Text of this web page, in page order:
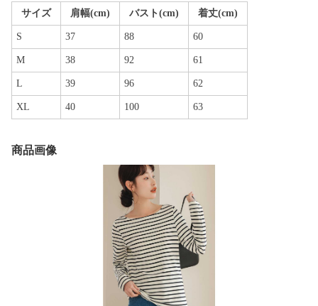
サイズ 肩幅(cm) バスト(cm) 着丈(cm)
S 37 88 60
M 38 92 61
L 39 96 62
XL 40 100 63
商品画像